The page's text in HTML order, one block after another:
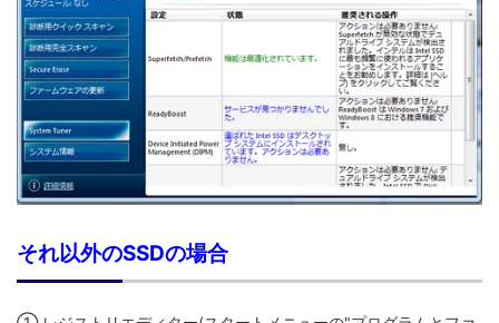
それ以外のSSDの場合